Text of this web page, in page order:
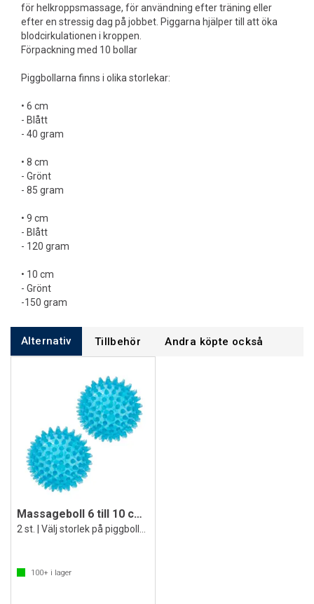
för helkroppsmassage, för användning efter träning eller
efter en stressig dag på jobbet. Piggarna hjälper till att öka
blodcirkulationen i kroppen.
Förpackning med 10 bollar
Piggbollarna finns i olika storlekar:
• 6 cm
- Blått
- 40 gram
• 8 cm
- Grönt
- 85 gram
• 9 cm
- Blått
- 120 gram
• 10 cm
- Grönt
-150 gram
Alternativ Tillbehör Andra köpte också
Massageboll 6 till 10 cm | Hård
100+ i lager